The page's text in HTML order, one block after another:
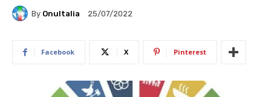
By OnuItalia 25/07/2022
Facebook X Pinterest